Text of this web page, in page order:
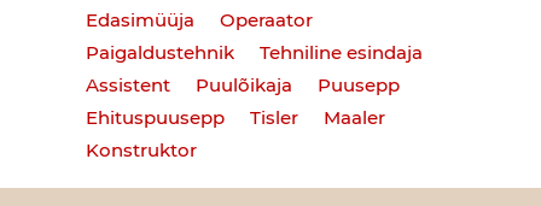
Edasimüüja
Operaator
Paigaldustehnik
Tehniline esindaja
Assistent
Puulõikaja
Puusepp
Ehituspuusepp
Tisler
Maaler
Konstruktor